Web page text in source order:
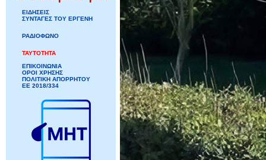
ΕΙΔΗΣΕΙΣ
ΣΥΝΤΑΓΕΣ ΤΟΥ ΕΡΓΕΝΗ
ΡΑΔΙΟΦΩΝΟ
ΤΑΥΤΟΤΗΤΑ
ΕΠΙΚΟΙΝΩΝΙΑ
ΟΡΟΙ ΧΡΗΣΗΣ
ΠΟΛΙΤΙΚΗ ΑΠΟΡΡΗΤΟΥ
ΕΕ 2018/334